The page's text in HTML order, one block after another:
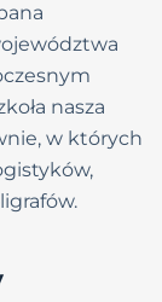
nasza
w których